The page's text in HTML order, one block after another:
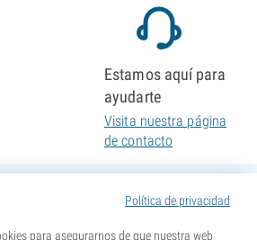
Política de privacidad
para asegurarnos de que nuestra web
Estamos aquí para
ayudarte
Visita nuestra página
de contacto